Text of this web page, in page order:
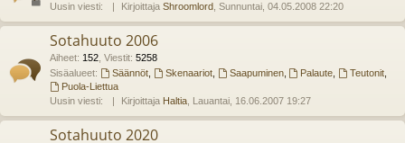
Uusin viesti:
Kirjoittaja Shroomlord , Sunnuntai, 04.05.2008 22:20
Sotahuuto 2006
Aiheet: 152 Viestit: 5258
Sisäalueet:
Säännöt, Skenaariot, Saapuminen, Palaute Teutonit
Puola-Liettua
Uusin viesti:
Kirjoittaja Haltia , Lauantai, 16.06.2007 19:27
Sotahuuto 2020